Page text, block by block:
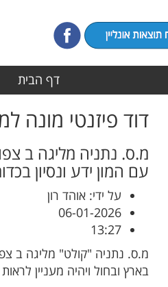
דף הבית
דוד פיזנטי מונה
מ.ס. נתניה מליגה ב
עם המון ידע ונסיון
על ידי: אוהד רון
06-01-2026
13:27
מ.ס. נתניה "קולט" מליגה ב
בארץ ובחול ויהיה מעניין